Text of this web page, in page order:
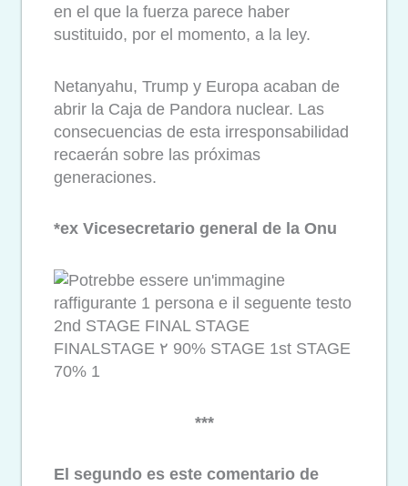
en el que la fuerza parece haber
sustituido, por el momento, a la ley.
Netanyahu, Trump y Europa acaban de
abrir la Caja de Pandora nuclear. Las
consecuencias de esta irresponsabilidad
recaerán sobre las próximas
generaciones.
*ex Vicesecretario general de la Onu
***
El segundo es este comentario de